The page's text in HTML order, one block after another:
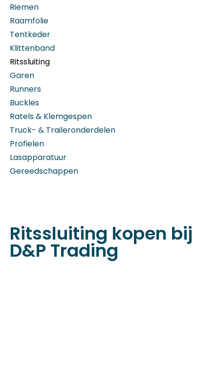
Riemen
Raamfolie
Tentkeder
Klittenband
Ritssluiting
Garen
Runners
Buckles
Ratels & Klemgespen
Truck- & Traileronderdelen
Profielen
Lasapparatuur
Gereedschappen
Ritssluiting kopen bij
D&P Trading